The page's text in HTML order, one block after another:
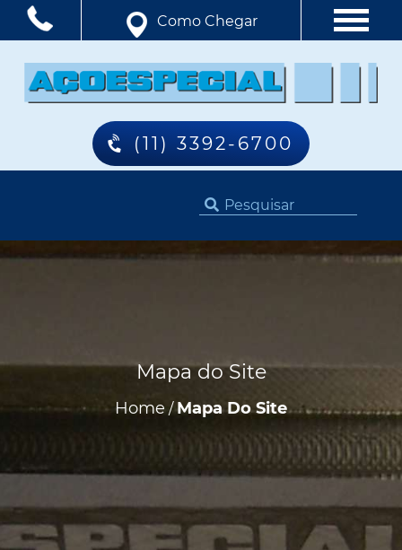
Como Chegar
(11) 3392-6700
Home /Mapa Do Site
Mapa do Site